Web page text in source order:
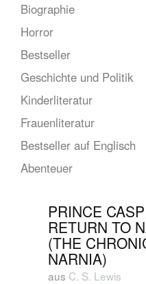
Biographie
Horror
Bestseller
Geschichte und Politik
Kinderliteratur
Frauenliteratur
Bestseller auf Englisch
Abenteuer
PRINCE
RETURN TO
(THE
NARNIA)
aus C. S. Lewis